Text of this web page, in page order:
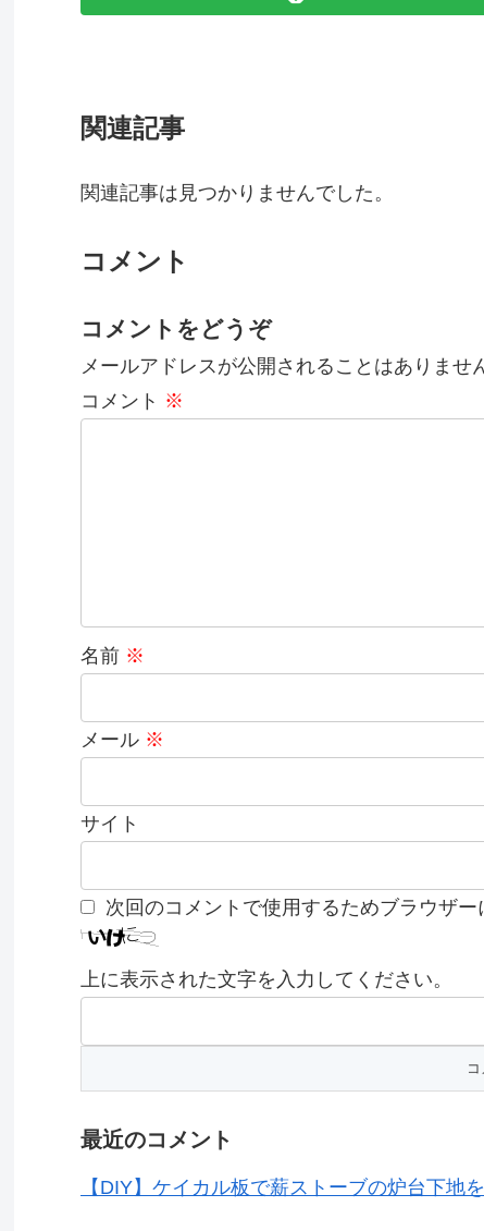
関連記事
関連記事は見つかりませんでした。
コメント
コメントをどうぞ
メールアドレスが公開されることはありませ
コメント ※
名前 ※
メール ※
サイト
次回のコメントで使用するためブラウザ
上に表示された文字を入力してください。
最近のコメント
【DIY】ケイカル板で薪ストーブの炉台下地